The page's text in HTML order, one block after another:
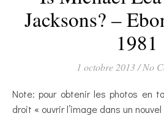
Jacksons? –
1981
1 octobre 2013 / No
Note: pour obtenir les photos en taille réelle, un petit clic
droit « ouvrir l’image dans un